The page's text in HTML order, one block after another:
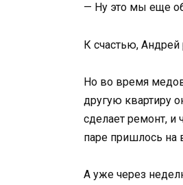
— Ну это мы еще
К счастью,
Но во время
другую квартиру
сделает ремонт, и
паре пришлось на
А уже через